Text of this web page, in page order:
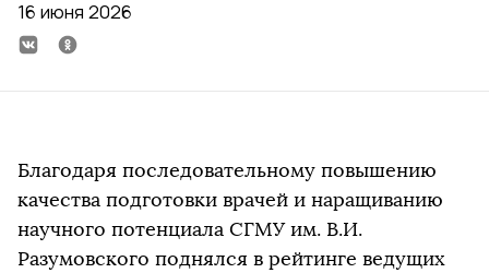
16 июня 2026
Благодаря последовательному повышению
качества подготовки врачей и наращиванию
научного потенциала СГМУ им. В.И.
Разумовского поднялся в рейтинге ведущих